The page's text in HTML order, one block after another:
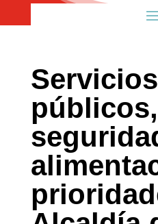
Servicios
públicos,